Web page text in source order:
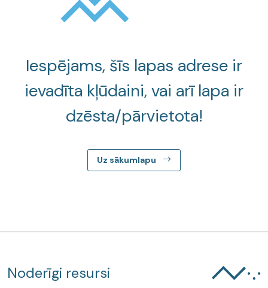
Iespējams, šīs lapas adrese ir
ievadīta kļūdaini, vai arī lapa ir
dzēsta/pārvietota!
Uz sākumlapu
Noderīgi resursi